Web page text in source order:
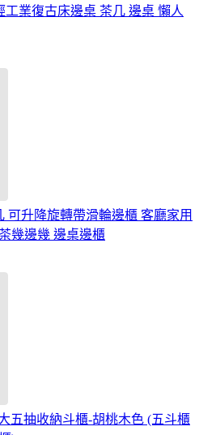
工業復古床邊桌 茶几 邊桌 懶人
可升降旋轉帶滑輪邊櫃 客廳家用
幾邊幾 邊桌邊櫃
五抽收納斗櫃-胡桃木色 (五斗櫃